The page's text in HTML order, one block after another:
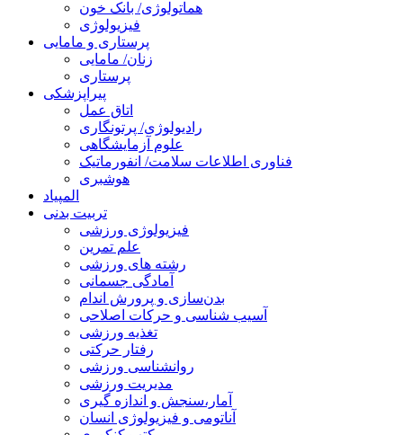
هماتولوژی/ بانک خون
فیزیولوژی
پرستاری و مامایی
زنان/ مامایی
پرستاری
پیراپزشکی
اتاق عمل
رادیولوژی/ پرتونگاری
علوم آزمایشگاهی
فناوری اطلاعات سلامت/ انفورماتیک
هوشبری
المپیاد
تربیت بدنی
فیزیولوژی ورزشی
علم تمرین
رشته های ورزشی
آمادگی جسمانی
بدن‌سازی و پرورش اندام
آسیب شناسی و حرکات اصلاحی
تغذیه ورزشی
رفتار حرکتی
روانشناسی ورزشی
مدیریت ورزشی
آمار،سنجش و اندازه گیری
آناتومی و فیزیولوژی انسان